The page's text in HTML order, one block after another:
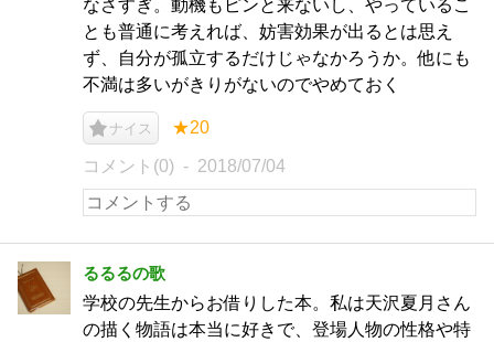
なさすぎ。動機もピンと来ないし、やっているこ
とも普通に考えれば、妨害効果が出るとは思え
ず、自分が孤立するだけじゃなかろうか。他にも
不満は多いがきりがないのでやめておく
ナイス ★20
コメント(0) 2018/07/04
るるるの歌
学校の先生からお借りした本。私は天沢夏月さん
の描く物語は本当に好きで、登場人物の性格や特